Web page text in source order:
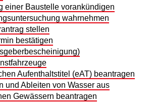
einer Baustelle vorankündigen
wahrnehmen
stellen
bestätigen
Aufenthaltstitel (eAT) beantragen
und Ableiten von Wasser aus
Gewässern beantragen